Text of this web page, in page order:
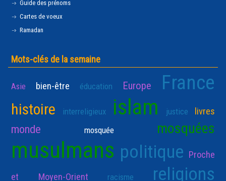
Guide des prénoms
Cartes de voeux
Ramadan
Mots-clés de la semaine
Asie bien-être éducation Europe France
histoire interreligieux islam justice livres
monde mosquée mosquées
musulmans politique Proche
et Moyen-Orient
racisme religions